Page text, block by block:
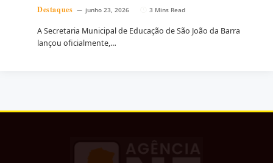
Destaques junho 23, 2026 3 Mins Read
A Secretaria Municipal de Educação de São João da Barra
lançou oficialmente,…